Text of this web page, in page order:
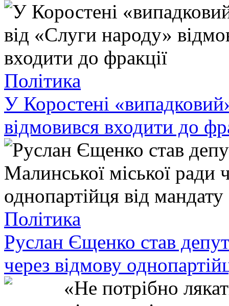
Політика
У Коростені
відмовився входити до
Політика
Руслан Єщенко став
через відмову